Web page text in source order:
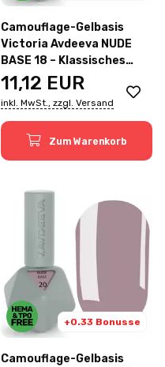
Camouflage-Gelbasis
Victoria Avdeeva NUDE
BASE 18 – Klassisches
Rosé 12ml
11,12 EUR
inkl. MwSt., zzgl. Versand
Zum Warenkorb
+0.33 Bonusse
Camouflage-Gelbasis